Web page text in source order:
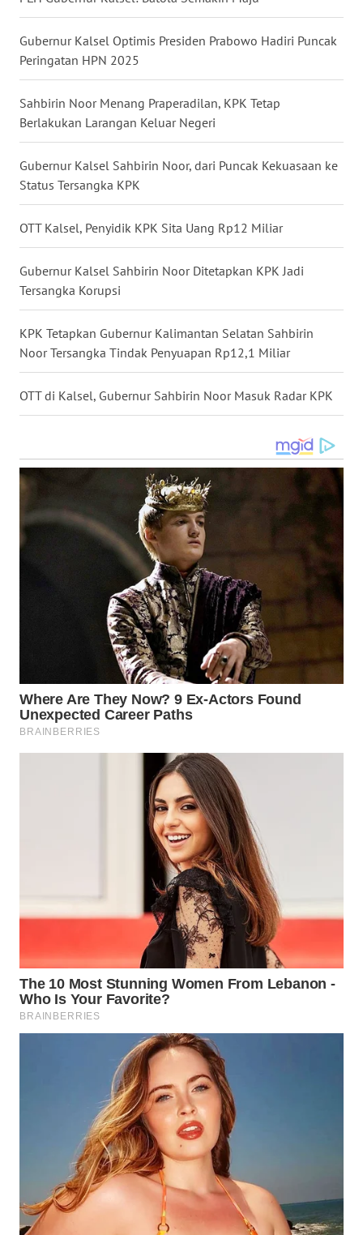
Gubernur Kalsel Optimis Presiden Prabowo Hadiri Puncak
Peringatan HPN 2025
Sahbirin Noor Menang Praperadilan, KPK Tetap
Berlakukan Larangan Keluar Negeri
Gubernur Kalsel Sahbirin Noor, dari Puncak Kekuasaan ke
Status Tersangka KPK
OTT Kalsel, Penyidik KPK Sita Uang Rp12 Miliar
Gubernur Kalsel Sahbirin Noor Ditetapkan KPK Jadi
Tersangka Korupsi
KPK Tetapkan Gubernur Kalimantan Selatan Sahbirin
Noor Tersangka Tindak Penyuapan Rp12,1 Miliar
OTT di Kalsel, Gubernur Sahbirin Noor Masuk Radar KPK
WN
NUSANTARA
WN
JATIM
BALI
WN
KALBAR
WN
KALTENG
WN
KALTARA
WN
WN
SULUT
WN
DANAU
TOBA
WN
NIAS
TAPANULI
SELATAN
WN
TANJUNG